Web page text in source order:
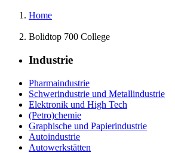
Home
Bolidtop 700 College
Industrie
Pharmaindustrie
Schwerindustrie und Metallindustrie
Elektronik und High Tech
(Petro)chemie
Graphische und Papierindustrie
Autoindustrie
Autowerkstätten